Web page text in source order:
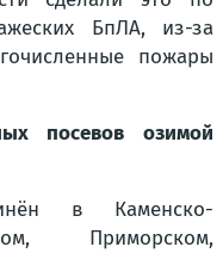
БпЛА, из-за
пожары
посевов озимой
в Каменско-
Приморском,